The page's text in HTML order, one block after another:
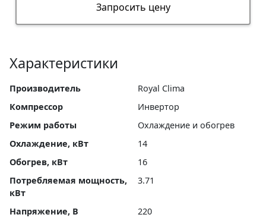
Запросить цену
Характеристики
Производитель
Royal Clima
Компрессор
Инвертор
Режим работы
Охлаждение и обогрев
Охлаждение, кВт
14
Обогрев, кВт
16
Потребляемая мощность,
кВт
3.71
Напряжение, В
220